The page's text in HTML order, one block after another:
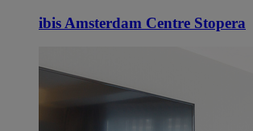
ibis Amsterdam Centre Stopera